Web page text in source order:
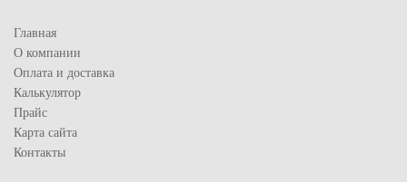
Главная
О компании
Оплата и доставка
Калькулятор
Прайс
Карта сайта
Контакты